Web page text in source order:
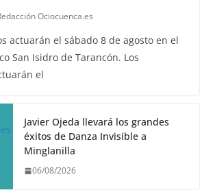
Ociocuenca.es
actuarán el sábado 8 de agosto en el
San Isidro de Tarancón. Los
el
Javier Ojeda llevará los grandes
éxitos de Danza Invisible a
Minglanilla
06/08/2026